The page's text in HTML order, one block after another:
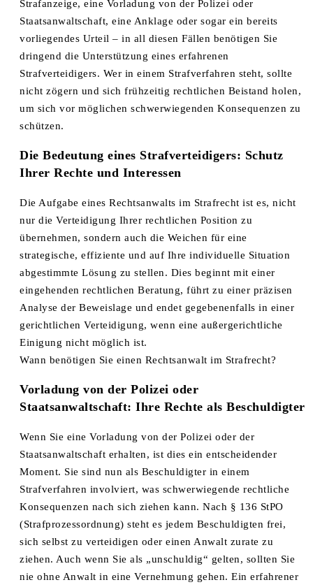
Strafanzeige, eine Vorladung von der Polizei oder
Staatsanwaltschaft, eine Anklage oder sogar ein bereits
vorliegendes Urteil – in all diesen Fällen benötigen Sie
dringend die Unterstützung eines erfahrenen
Strafverteidigers. Wer in einem Strafverfahren steht, sollte
nicht zögern und sich frühzeitig rechtlichen Beistand holen,
um sich vor möglichen schwerwiegenden Konsequenzen zu
schützen.
Die Bedeutung eines Strafverteidigers: Schutz
Ihrer Rechte und Interessen
Die Aufgabe eines Rechtsanwalts im Strafrecht ist es, nicht
nur die Verteidigung Ihrer rechtlichen Position zu
übernehmen, sondern auch die Weichen für eine
strategische, effiziente und auf Ihre individuelle Situation
abgestimmte Lösung zu stellen. Dies beginnt mit einer
eingehenden rechtlichen Beratung, führt zu einer präzisen
Analyse der Beweislage und endet gegebenenfalls in einer
gerichtlichen Verteidigung, wenn eine außergerichtliche
Einigung nicht möglich ist.
Wann benötigen Sie einen Rechtsanwalt im Strafrecht?
Vorladung von der Polizei oder
Staatsanwaltschaft: Ihre Rechte als Beschuldigter
Wenn Sie eine Vorladung von der Polizei oder der
Staatsanwaltschaft erhalten, ist dies ein entscheidender
Moment. Sie sind nun als Beschuldigter in einem
Strafverfahren involviert, was schwerwiegende rechtliche
Konsequenzen nach sich ziehen kann. Nach § 136 StPO
(Strafprozessordnung) steht es jedem Beschuldigten frei,
sich selbst zu verteidigen oder einen Anwalt zurate zu
ziehen. Auch wenn Sie als „unschuldig“ gelten, sollten Sie
nie ohne Anwalt in eine Vernehmung gehen. Ein erfahrener